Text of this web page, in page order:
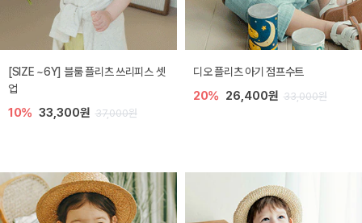
[SIZE ~6Y] 블룸 플리츠 쓰리피스 셋
업
10% 33,300원 37,000원
디오 플리츠 아기 점프수트
20% 26,400원 33,000원